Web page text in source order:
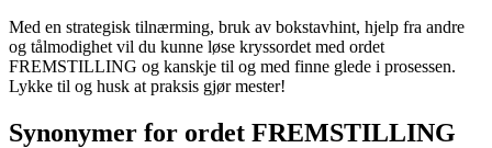
Med en strategisk tilnærming, bruk av bokstavhint, hjelp fra andre
og tålmodighet vil du kunne løse kryssordet med ordet
FREMSTILLING og kanskje til og med finne glede i prosessen.
Lykke til og husk at praksis gjør mester!
Synonymer for ordet FREMSTILLING